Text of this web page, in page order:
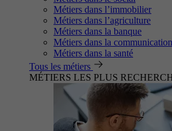
Métiers dans l’immobilier
Métiers dans l’agriculture
Métiers dans la banque
Métiers dans la communication
Métiers dans la santé
Tous les métiers
MÉTIERS LES PLUS